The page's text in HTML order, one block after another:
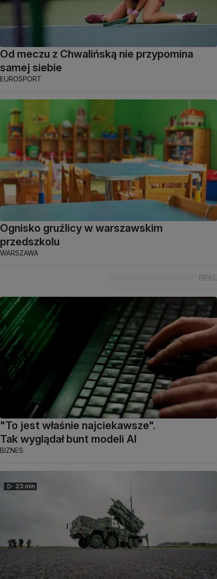
Od meczu z Chwalińską nie przypomina
samej siebie
EUROSPORT
Ognisko gruźlicy w warszawskim
przedszkolu
WARSZAWA
"To jest właśnie najciekawsze".
Tak wyglądał bunt modeli AI
BIZNES
23 min